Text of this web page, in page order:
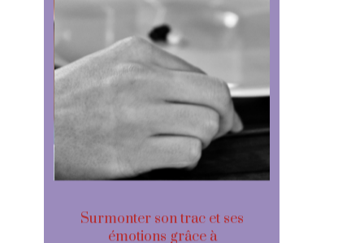
Surmonter son trac et ses
émotions grâce à